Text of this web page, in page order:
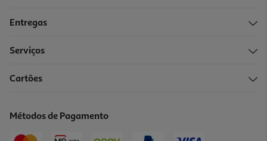
-33%
Price reduced from
2,99 €to
Promoção
Entregas
Serviços
Cartões
Métodos de Pagamento